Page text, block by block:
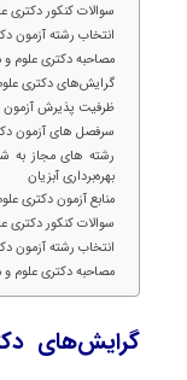
سوالات کنکور
انتخاب رشته آزمون
مصاحبه دکتری علوم
گرایش‌های دکتری
ظرفیت پذیرش آزمون
سرفصل های آزمون
رشته های مجاز به
بهره‌برداری آبزیان
منابع آزمون دکتری
سوالات کنکور دکتری
انتخاب رشته آزمون
مصاحبه دکتری علوم
گرایش‌های